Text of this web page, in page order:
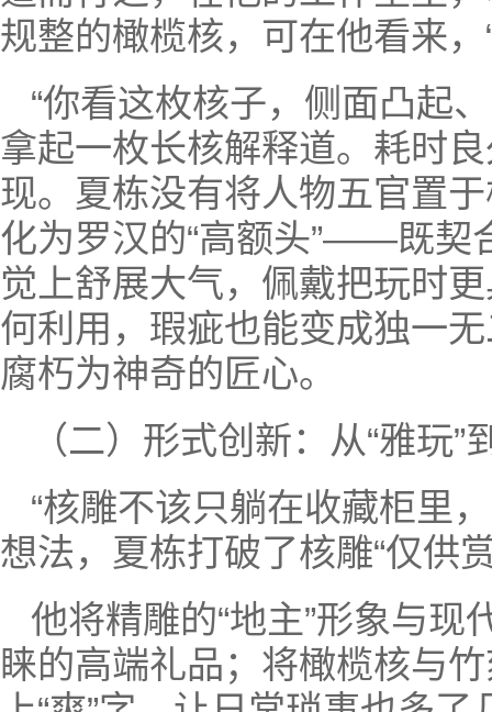
规整的橄榄核，可在他看来
“你看这枚核子，侧面凸起
拿起一枚长核解释道。耗时
现。夏栋没有将人物五官置
化为罗汉的“高额头”——既契
觉上舒展大气，佩戴把玩时
何利用，瑕疵也能变成独一
腐朽为神奇的匠心。
（二）形式创新：从“雅玩”
“核雕不该只躺在收藏柜里
想法，夏栋打破了核雕“仅供
他将精雕的“地主”形象与
睐的高端礼品；将橄榄核与